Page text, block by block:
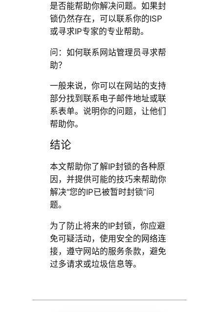
是否能帮助你解决问题。如果封
锁仍然存在，可以联系你的ISP
或寻求IP专家的专业帮助。
问：如何联系网站管理员寻求帮
助？
一般来说，你可以在网站的支持
部分找到联系电子邮件地址或联
系表单。说明你的问题，让他们
帮助你。
结论
本文帮助你了解IP封锁的各种原
因，并提供可能的技巧来帮助你
解决“您的IP已被暂时封锁”问
题。
为了防止将来的IP封锁，你应避
免可疑活动，使用安全的网络连
接，遵守网站的服务条款，避免
过多请求或垃圾信息等。